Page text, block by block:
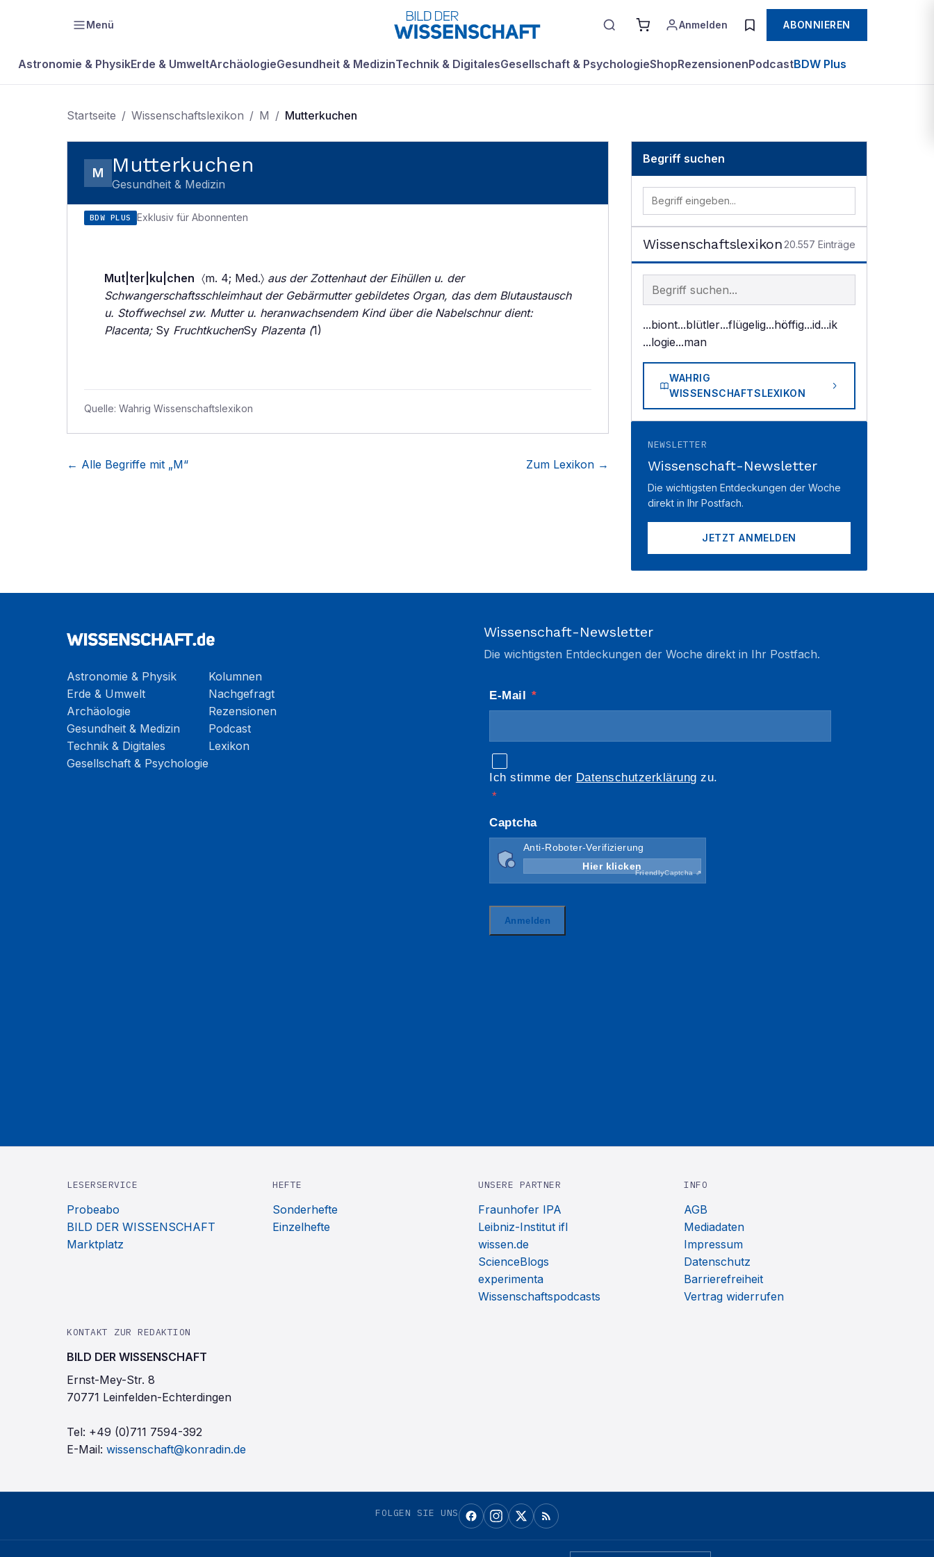
Menü Anmelden ABONNIEREN
Astronomie & PhysikErde & UmweltArchäologieGesundheit & MedizinTechnik & DigitalesGesellschaft & PsychologieShopRezensionenPodcastBDW Plus
Startseite / Wissenschaftslexikon / M / Mutterkuchen
M Mutterkuchen
Gesundheit & Medizin
BDW PLUS Exklusiv für Abonnenten
Mut|ter|ku|chen 〈m. 4; Med.〉 aus der Zottenhaut der Eihüllen u. der
Schwangerschaftsschleimhaut der Gebärmutter gebildetes Organ, das dem Blutaustausch
u. Stoffwechsel zw. Mutter u. heranwachsendem Kind über die Nabelschnur dient:
Placenta;Sy FruchtkuchenSy Plazenta (1)
Quelle: Wahrig Wissenschaftslexikon
← Alle Begriffe mit „M“ Zum Lexikon →
Begriff suchen
Wissenschaftslexikon 20.557 Einträge
Begriff im Lexikon suchen
...biont...blütler...flügelig...höffig...id...ik
...logie...man
WAHRIG
WISSENSCHAFTSLEXIKON
NEWSLETTER
Wissenschaft-Newsletter
Die wichtigsten Entdeckungen der Woche
direkt in Ihr Postfach.
JETZT ANMELDEN
Astronomie & Physik
Erde & Umwelt
Archäologie
Gesundheit & Medizin
Technik & Digitales
Gesellschaft & Psychologie
Kolumnen
Nachgefragt
Rezensionen
Podcast
Lexikon
Wissenschaft-Newsletter
Die wichtigsten Entdeckungen der Woche direkt in Ihr Postfach.
LESERSERVICE
Probeabo
BILD DER WISSENSCHAFT
Marktplatz
HEFTE
Sonderhefte
Einzelhefte
UNSERE PARTNER
Fraunhofer IPA
Leibniz-Institut ifl
wissen.de
ScienceBlogs
experimenta
Wissenschaftspodcasts
INFO
AGB
Mediadaten
Impressum
Datenschutz
Barrierefreiheit
Vertrag widerrufen
KONTAKT ZUR REDAKTION
BILD DER WISSENSCHAFT
Ernst-Mey-Str. 8
70771 Leinfelden-Echterdingen
Tel: +49 (0)711 7594-392
E-Mail: wissenschaft@konradin.de
FOLGEN SIE UNS